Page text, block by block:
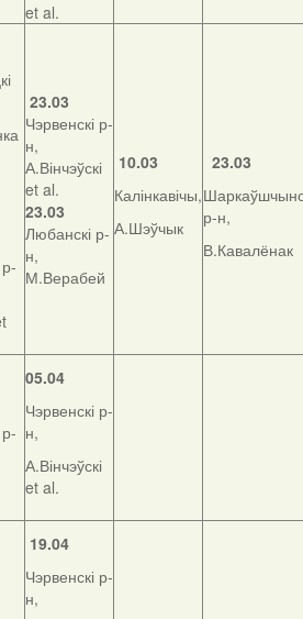
et al.
23.03
Чэрвенскі р-
н,
А.Вінчэўскі
et al.
23.03
Любанскі р-
н,
М.Верабей
10.03
Калінкавічы,
А.Шэўчык
23.03
р-н,
В.Кавалёнак
05.04
Чэрвенскі р-
н,
А.Вінчэўскі
et al.
19.04
Чэрвенскі р-
н,